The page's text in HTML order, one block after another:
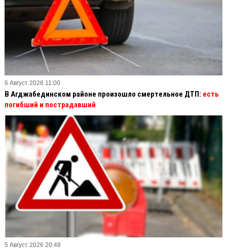
6 Август 2026 11:00
В Агджабединском районе произошло смертельное ДТП: есть
погибший и пострадавший
5 Август 2026 20:48